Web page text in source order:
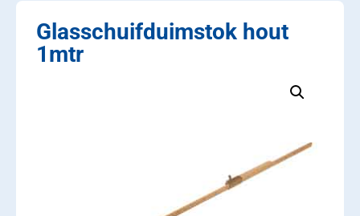
Glasschuifduimstok hout
1mtr